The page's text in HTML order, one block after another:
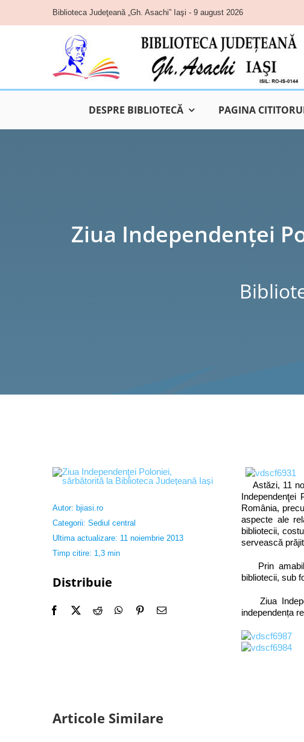
content
Biblioteca Judeţeană „Gh. Asachi” Iaşi - 9 august 2026
DESPRE BIBLIOTECĂ PAGINA
Ziua Independenţei
Autor: bjiasi.ro
Categorii: Sediul central
Ultima actualizare: 11 noiembrie 2013
Timp citire: 1,3 min
Distribuie
Astăzi, 11
Independenţei
România,
aspecte ale
bibliotecii,
servească
Prin
bibliotecii, sub
Ziua
independența
Articole Similare